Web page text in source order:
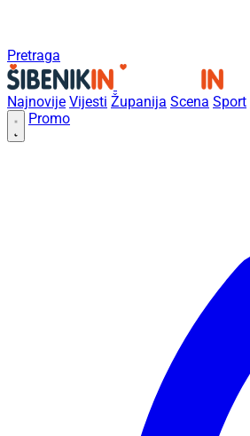
Pretraga
Najnovije Vijesti Županija Scena Sport
Promo